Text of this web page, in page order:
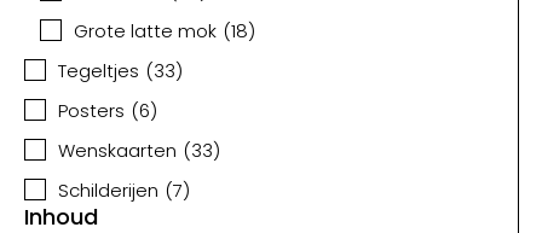
Grote latte mok (18)
Tegeltjes (33)
Posters (6)
Wenskaarten (33)
Schilderijen (7)
Inhoud